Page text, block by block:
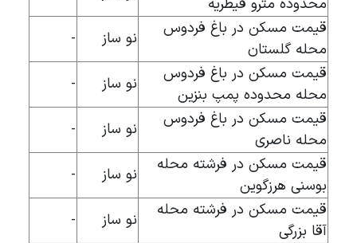
قیمت مسکن در باغ فردوس
محله گلستان
نو ساز
-
قیمت مسکن در باغ فردوس
محله محدوده پمپ بنزین
نو ساز
-
قیمت مسکن در باغ فردوس
محله ناصری
نو ساز
-
قیمت مسکن در فرشته محله
بوسنی هرزگوین
نو ساز
-
قیمت مسکن در فرشته محله
آقا بزرگی
نو ساز
-